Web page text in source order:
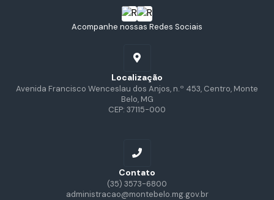
Acompanhe nossas Redes Sociais
Localização
Avenida Francisco Wenceslau dos Anjos, n.º 453, Centro, Monte
Belo, MG
CEP: 37115-000
Contato
(35) 3573-6800
administracao@montebelo.mg.gov.br